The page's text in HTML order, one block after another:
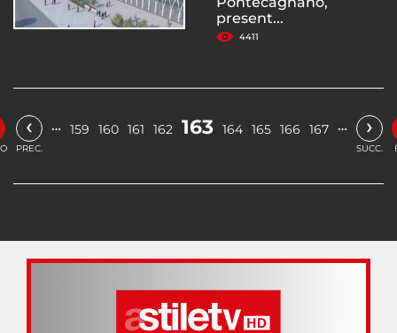
present...
4411
‹
PREC.
… 159 160 161 162 163 164 165 166 167 … ›
SUCC.